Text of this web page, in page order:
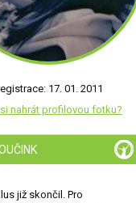
17. 01. 2011
nahrát profilovou fotku?
již skončil. Pro